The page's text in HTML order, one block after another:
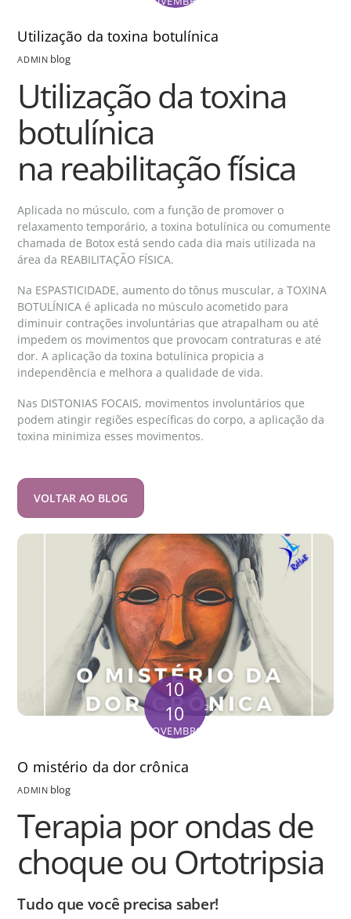
Utilização da toxina botulínica
ADMIN blog
Utilização da toxina
botulínica
na reabilitação física
Aplicada no músculo, com a função de promover o
relaxamento temporário, a toxina botulínica ou comumente
chamada de Botox está sendo cada dia mais utilizada na
área da REABILITAÇÃO FÍSICA.
Na ESPASTICIDADE, aumento do tônus muscular, a TOXINA
BOTULÍNICA é aplicada no músculo acometido para
diminuir contrações involuntárias que atrapalham ou até
impedem os movimentos que provocam contraturas e até
dor. A aplicação da toxina botulínica propicia a
independência e melhora a qualidade de vida.
Nas DISTONIAS FOCAIS, movimentos involuntários que
podem atingir regiões específicas do corpo, a aplicação da
toxina minimiza esses movimentos.
VOLTAR AO BLOG
10
10
NOVEMBRO
2021
O mistério da dor crônica
ADMIN blog
Terapia por ondas de
choque ou Ortotripsia
Tudo que você precisa saber!